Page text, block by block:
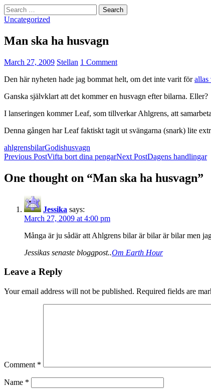
Search
for:
Uncategorized
Man ska ha husvagn
March 27, 2009 Stellan 1 Comment
Den här nyheten hade jag bommat helt, om det inte varit förallas
Ganska självklart att det kommer en husvagn efter bilarna. Eller?
I lanseringen kommer Leaf, som tillverkar Ahlgrens, att
Denna gången har Leaf faktiskt tagit ut svängarna (snark) lite
ahlgrensbilarGodishusvagn
Post
navigation
Previous PostVifta bort dina pengarNext PostDagens handlingar
One thought on “Man ska ha husvagn”
Jessika says:
March 27, 2009 at 4:00 pm
Många är ju sådär att Ahlgrens bilar är bilar är bilar men
Jessikas senaste bloggpost..Om Earth Hour
Leave a Reply
Your email address will not be published. Required fields are
Comment *
Name *